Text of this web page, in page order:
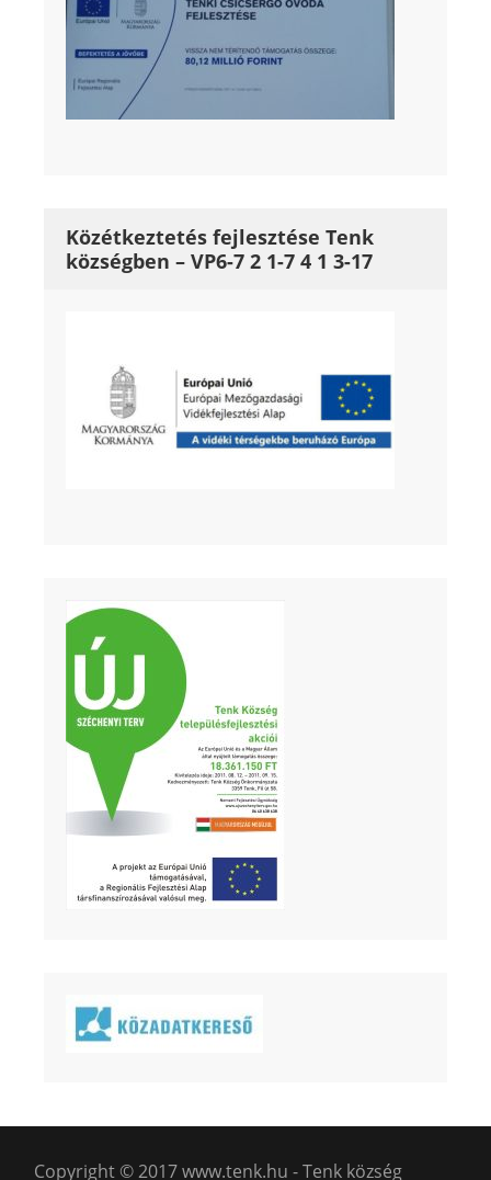
Közétkeztetés fejlesztése Tenk
községben – VP6-7 2 1-7 4 1 3-17
Copyright © 2017 www.tenk.hu - Tenk község